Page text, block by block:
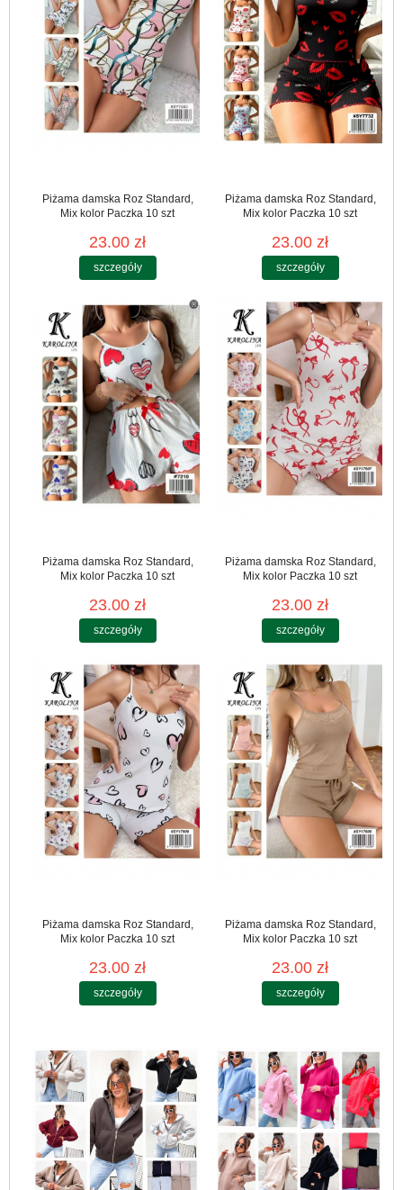
Piżama damska Roz Standard,
Mix kolor Paczka 10 szt
23.00 zł
szczegóły
Piżama damska Roz Standard,
Mix kolor Paczka 10 szt
23.00 zł
szczegóły
Piżama damska Roz Standard,
Mix kolor Paczka 10 szt
23.00 zł
szczegóły
Piżama damska Roz Standard,
Mix kolor Paczka 10 szt
23.00 zł
szczegóły
Piżama damska Roz Standard,
Mix kolor Paczka 10 szt
23.00 zł
szczegóły
Piżama damska Roz Standard,
Mix kolor Paczka 10 szt
23.00 zł
szczegóły